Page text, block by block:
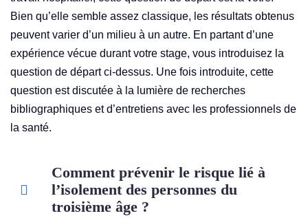
Bien qu’elle semble assez classique, les résultats obtenus
peuvent varier d’un milieu à un autre. En partant d’une
expérience vécue durant votre stage, vous introduisez la
question de départ ci-dessus. Une fois introduite, cette
question est discutée à la lumière de recherches
bibliographiques et d’entretiens avec les professionnels de
la santé.
Comment prévenir le risque lié à
l’isolement des personnes du
troisième âge ?